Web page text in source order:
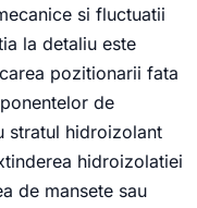
si fluctuatii
la detaliu este
pozitionarii fata
de
stratul hidroizolant
hidroizolatiei
de mansete sau